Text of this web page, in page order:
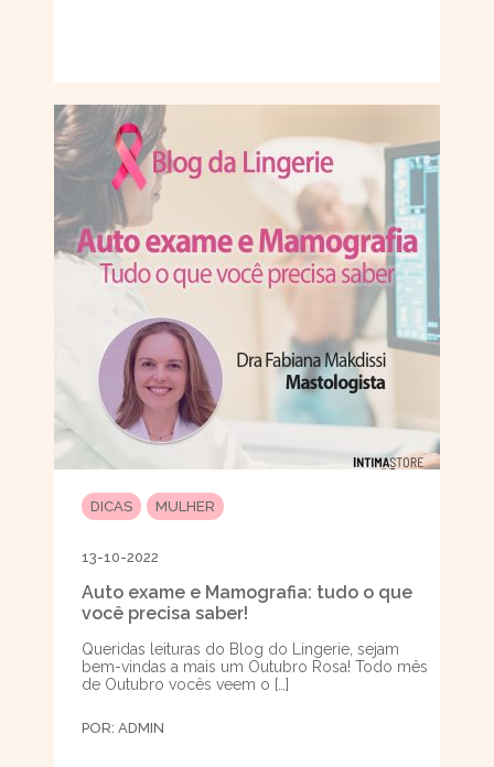
DICAS MULHER
13-10-2022
Auto exame e Mamografia: tudo o que
você precisa saber!
Queridas leituras do Blog do Lingerie, sejam
bem-vindas a mais um Outubro Rosa! Todo mês
de Outubro vocês veem o […]
POR: ADMIN